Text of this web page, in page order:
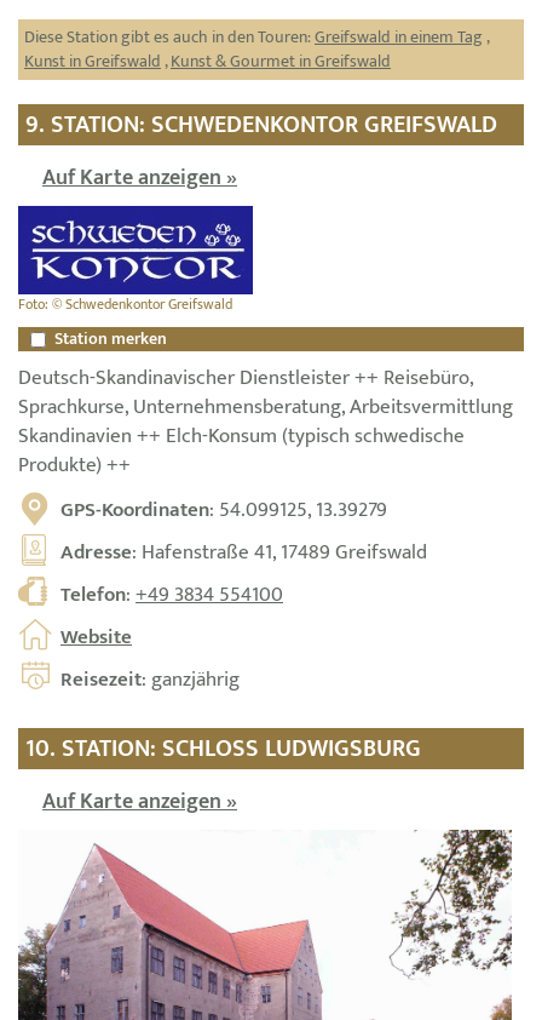
Diese Station gibt es auch in den Touren:Greifswald in einem Tag ,
Kunst in Greifswald,Kunst & Gourmet in Greifswald
9. STATION: SCHWEDENKONTOR GREIFSWALD
Auf Karte anzeigen »
Foto: © Schwedenkontor Greifswald
Station merken
Deutsch-Skandinavischer Dienstleister ++ Reisebüro,
Sprachkurse, Unternehmensberatung, Arbeitsvermittlung
Skandinavien ++ Elch-Konsum (typisch schwedische
Produkte) ++
GPS-Koordinaten: 54.099125, 13.39279
Adresse: Hafenstraße 41, 17489 Greifswald
Telefon:+49 3834 554100
Website
Reisezeit: ganzjährig
10. STATION: SCHLOSS LUDWIGSBURG
Auf Karte anzeigen »